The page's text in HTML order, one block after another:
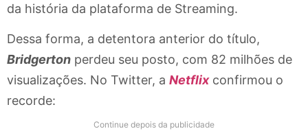
da história da plataforma de Streaming.
Dessa forma, a detentora anterior do título,
Bridgerton perdeu seu posto, com 82 milhões de
visualizações. No Twitter, a Netflixconfirmou o
recorde:
Continue depois da publicidade